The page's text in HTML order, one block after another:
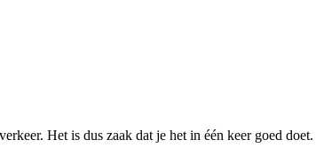
Het is dus zaak dat je het in één keer goed doet.